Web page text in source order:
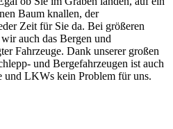
Baum knallen, der
Zeit für Sie da. Bei größeren
auch das Bergen und
Fahrzeuge. Dank unserer großen
und Bergefahrzeugen ist auch
und LKWs kein Problem für uns.